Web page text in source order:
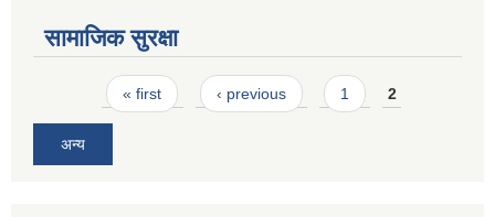
सामाजिक सुरक्षा
Pages« first ‹ previous 1 2
अन्य